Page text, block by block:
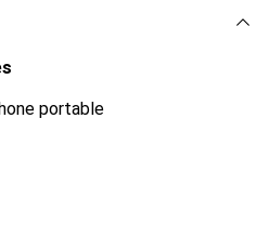
portable